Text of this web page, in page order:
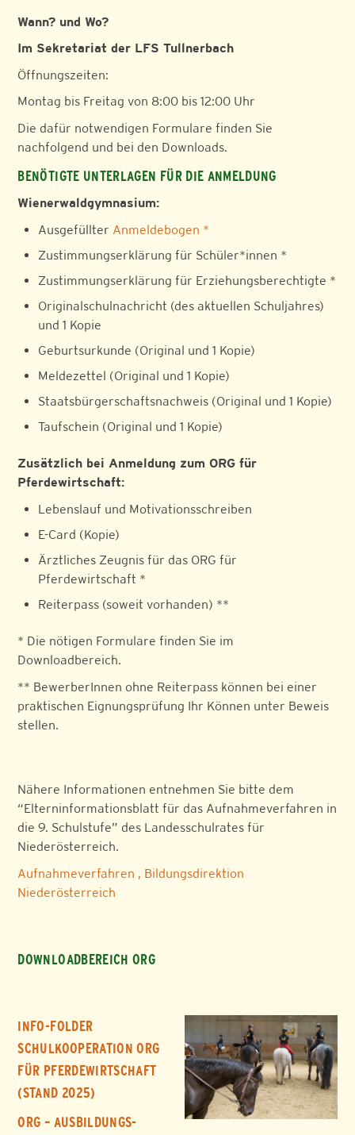
Wann? und Wo?
Im Sekretariat der LFS Tullnerbach
Öffnungszeiten:
Montag bis Freitag von 8:00 bis 12:00 Uhr
Die dafür notwendigen Formulare finden Sie
nachfolgend und bei den Downloads.
BENÖTIGTE UNTERLAGEN FÜR DIE ANMELDUNG
Wienerwaldgymnasium:
Ausgefüllter Anmeldebogen *
Zustimmungserklärung für Schüler*innen *
Zustimmungserklärung für Erziehungsberechtigte *
Originalschulnachricht (des aktuellen Schuljahres)
und 1 Kopie
Geburtsurkunde (Original und 1 Kopie)
Meldezettel (Original und 1 Kopie)
Staatsbürgerschaftsnachweis (Original und 1 Kopie)
Taufschein (Original und 1 Kopie)
Zusätzlich bei Anmeldung zum ORG für
Pferdewirtschaft:
Lebenslauf und Motivationsschreiben
E-Card (Kopie)
Ärztliches Zeugnis für das ORG für
Pferdewirtschaft *
Reiterpass (soweit vorhanden) **
* Die nötigen Formulare finden Sie im
Downloadbereich.
** BewerberInnen ohne Reiterpass können bei einer
praktischen Eignungsprüfung Ihr Können unter Beweis
stellen.
Nähere Informationen entnehmen Sie bitte dem
“Elterninformationsblatt für das Aufnahmeverfahren in
die 9. Schulstufe” des Landesschulrates für
Niederösterreich.
Aufnahmeverfahren , Bildungsdirektion
Niederösterreich
DOWNLOADBEREICH ORG
INFO-FOLDER
SCHULKOOPERATION ORG
FÜR PFERDEWIRTSCHAFT
(STAND 2025)
ORG – AUSBILDUNGS-